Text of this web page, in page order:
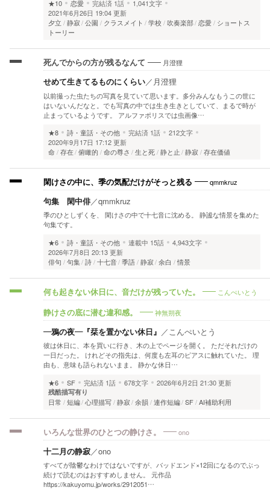
★10 恋愛 完結済 1話
1,041文字
2021年6月26日 19:04 更新
夕立
静寂 公園 クラスメイト 学校 吹奏楽部 恋愛
ショートス
トーリー
死んでからの方が残るなんて 月澄狸
せめて生きてるものにくらい／ 月澄狸
以前撮った虫たちの写真を見ていて思います。多分みんなもうこの世に
はいないんだなと。でも写真の中では生き生きとしていて、まるで時が
止まっているようです。 アルファポリスでは虫画像…
★8
詩・童話・その他 完結済 1話
212文字
2020年9月17日 17:12 更新
命
存在 俯瞰的 命の尊さ 生と死 静と止 静寂 存在価値
閑けさの中に、季の気配だけがそっと残る qmmkruz
句集 閑中俳／qmmkruz
季のひとしずくを、 閑けさの中で十七音に沈める。 静謐な情景を集めた
句集です。
★6
詩・童話・その他 連載中 15話
4,943文字
2026年7月8日 20:13 更新
俳句
句集 詩 十七音 季語 静寂 余白 情景
何も起きない休日に、音だけが残っていた。 こんぺいとう
静けさの底に潜む違和感。 神無朔夜
―鴉の夜―『栞を置かない休日』 ／ こんぺいとう
彼は休日に、本を買いに行き、木の上でページを開く。 ただそれだけの
一日だった。 けれどその指先は、何度も左耳のピアスに触れていた。 理
由も、意味も語られないまま。 静かな休日…
★6
SF 完結済 1話 678文字 2026年6月2日 21:30 更新
残酷描写有り
日常 短編 心理描写 静寂 余韻 連作短編 SF AI補助利用
いろんな世界のひとつの静けさ。 ono
十二月の静寂／ono
すべてが陰鬱なわけではないですが、バッドエンド×12回になるのでぶっ
続けで読むのはおすすめしません。 元作品
https://kakuyomu.jp/works/2912051…